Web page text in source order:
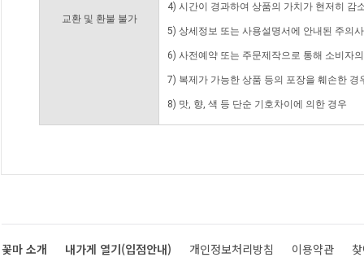
교환 및 환불 불가
4) 시간이 경과하여 상품의 가치가 현저히 감
5) 상세정보 또는 사용설명서에 안내된 주의
6) 사전예약 또는 주문제작으로 통해 소비자
7) 복제가 가능한 상품 등의 포장을 훼손한 경
8) 맛, 향, 색 등 단순 기호차이에 의한 경우
꽃마 소개 내가게 열기(입점안내) 개인정보처리방침 이용약관